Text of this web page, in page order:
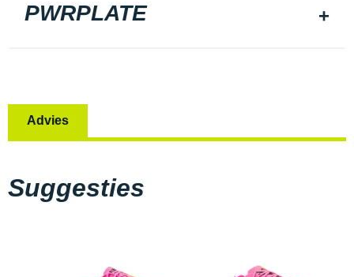
PWRPLATE
Advies
Suggesties